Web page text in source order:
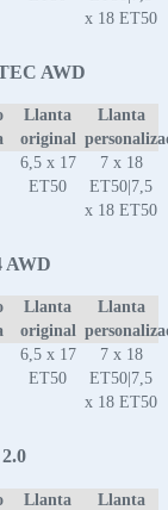
x 18 ET50
AWD
Llanta
original
Llanta
6,5 x 17
ET50
7 x 18
ET50|7,5
x 18 ET50
AWD
Llanta
original
Llanta
6,5 x 17
ET50
7 x 18
ET50|7,5
x 18 ET50
Llanta
Llanta